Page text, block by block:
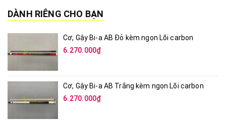
DÀNH RIÊNG CHO BẠN
Cơ, Gậy Bi-a AB Đỏ kèm ngọn Lõi carbon
6.270.000₫
Cơ, Gậy Bi-a AB Trắng kèm ngọn Lõi carbon
6.270.000₫